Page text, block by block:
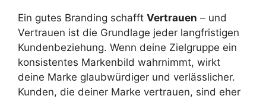
Ein gutes Branding schafft Vertrauen – und
Vertrauen ist die Grundlage jeder langfristigen
Kundenbeziehung. Wenn deine Zielgruppe ein
konsistentes Markenbild wahrnimmt, wirkt
deine Marke glaubwürdiger und verlässlicher.
Kunden, die deiner Marke vertrauen, sind eher